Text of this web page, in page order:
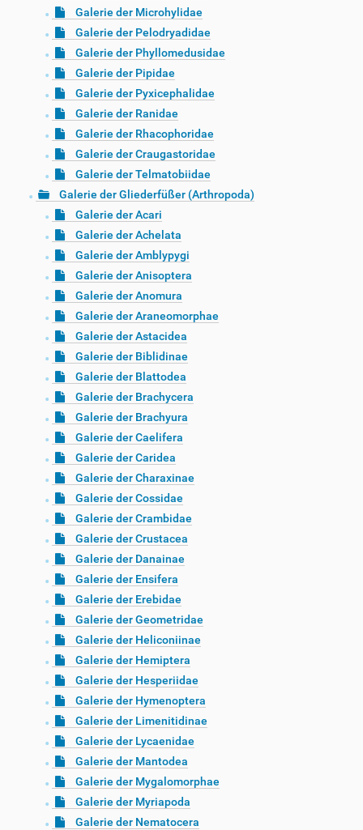
Galerie der Microhylidae
Galerie der Pelodryadidae
Galerie der Phyllomedusidae
Galerie der Pipidae
Galerie der Pyxicephalidae
Galerie der Ranidae
Galerie der Rhacophoridae
Galerie der Craugastoridae
Galerie der Telmatobiidae
Galerie der Gliederfüßer (Arthropoda)
Galerie der Acari
Galerie der Achelata
Galerie der Amblypygi
Galerie der Anisoptera
Galerie der Anomura
Galerie der Araneomorphae
Galerie der Astacidea
Galerie der Biblidinae
Galerie der Blattodea
Galerie der Brachycera
Galerie der Brachyura
Galerie der Caelifera
Galerie der Caridea
Galerie der Charaxinae
Galerie der Cossidae
Galerie der Crambidae
Galerie der Crustacea
Galerie der Danainae
Galerie der Ensifera
Galerie der Erebidae
Galerie der Geometridae
Galerie der Heliconiinae
Galerie der Hemiptera
Galerie der Hesperiidae
Galerie der Hymenoptera
Galerie der Limenitidinae
Galerie der Lycaenidae
Galerie der Mantodea
Galerie der Mygalomorphae
Galerie der Myriapoda
Galerie der Nematocera